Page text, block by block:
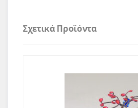
Σχετικά Προϊόντα